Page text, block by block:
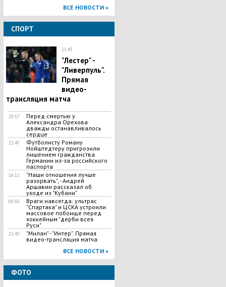
ВСЕ НОВОСТИ »
СПОРТ
21:45
"Лестер" -
"Ливерпуль".
Прямая
видео-
трансляция матча
20:57
Перед смертью у
Александра Орехова
дважды останавливалось
сердце
21:47
Футболисту Роману
Нойштедтеру пригрозили
лишением гражданства
Германии из-за российского
паспорта
16:12
"Наши отношения лучше
разорвать", - Андрей
Аршавин рассказал об
уходе из "Кубани"
00:35
Враги навсегда: ультрас
"Спартака" и ЦСКА устроили
массовое побоище перед
хоккейным "дерби всея
Руси"
21:45
"Милан" - "Интер". Прямая
видео-трансляция матча
ВСЕ НОВОСТИ »
ФОТО